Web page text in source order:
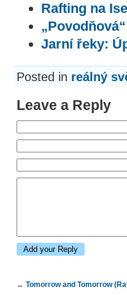
Rafting na
Jarní řeky:
Posted in reálný
Leave a Reply
← Tomorrow and Tomorrow